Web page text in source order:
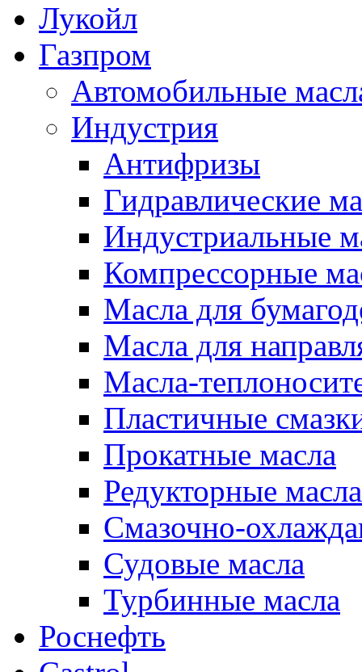
Лукойл
Газпром
Автомобильные
Индустрия
Антифризы
Гидравлические
Индустриальные
Компрессорные
Масла для
Масла для
Масла-
Пластичные
Прокатные масла
Редукторные масла
Смазочно-
Судовые масла
Турбинные масла
Роснефть